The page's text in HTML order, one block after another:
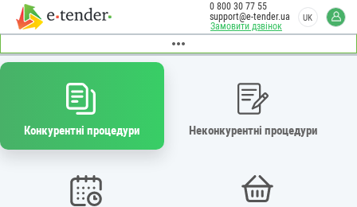
Замовити дзвінок
0 800 30 77 55
support@e-tender.ua
UK
Конкурентні процедури Неконкурентні процедури